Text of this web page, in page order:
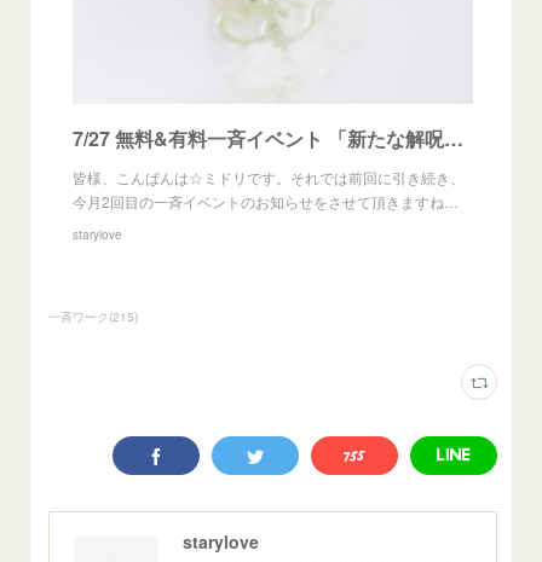
7/27 無料&有料一斉イベント 「新たな解呪」~自分にかけられている呪詛の解除~
皆様、こんばんは☆ミドリです。それでは前回に引き続き、
今月2回目の一斉イベントのお知らせをさせて頂きますね…
starylove
一斉ワーク (215)
starylove